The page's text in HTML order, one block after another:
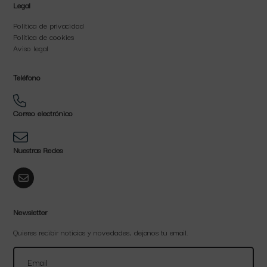
Legal
Política de privacidad
Política de cookies
Aviso legal
Teléfono
Correo electrónico
Nuestras Redes
Newsletter
Quieres recibir noticias y novedades, dejanos tu email.